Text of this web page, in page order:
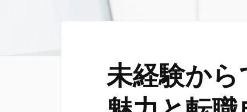
未経験か